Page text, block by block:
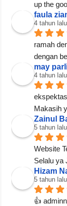
up the
faula
4 tahun lalu
ramah
dengan
may
4 tahun lalu
Makasih
Zainul
5 tahun lalu
Website
Selalu ya
Hizam
5 tahun lalu
👍